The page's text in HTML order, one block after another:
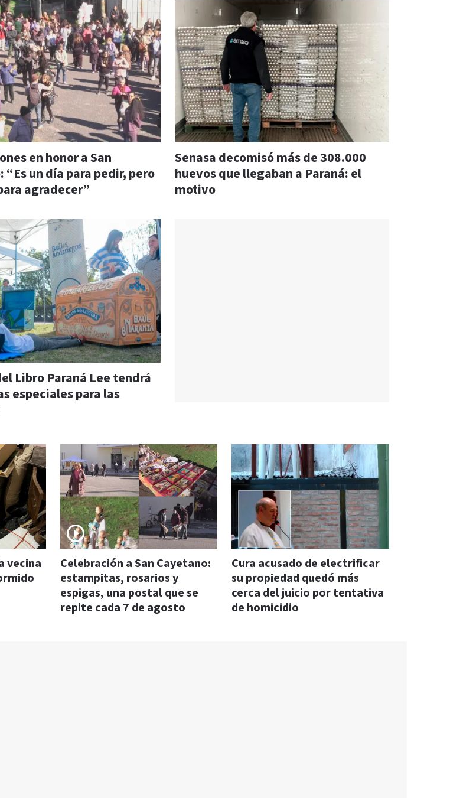
en honor a San
“Es un día para pedir, pero
agradecer”
Senasa decomisó más de 308.000
huevos que llegaban a Paraná: el
motivo
Libro Paraná Lee tendrá
especiales para las
vecina
Celebración a San Cayetano:
estampitas, rosarios y
espigas, una postal que se
repite cada 7 de agosto
Cura acusado de electrificar
su propiedad quedó más
cerca del juicio por tentativa
de homicidio